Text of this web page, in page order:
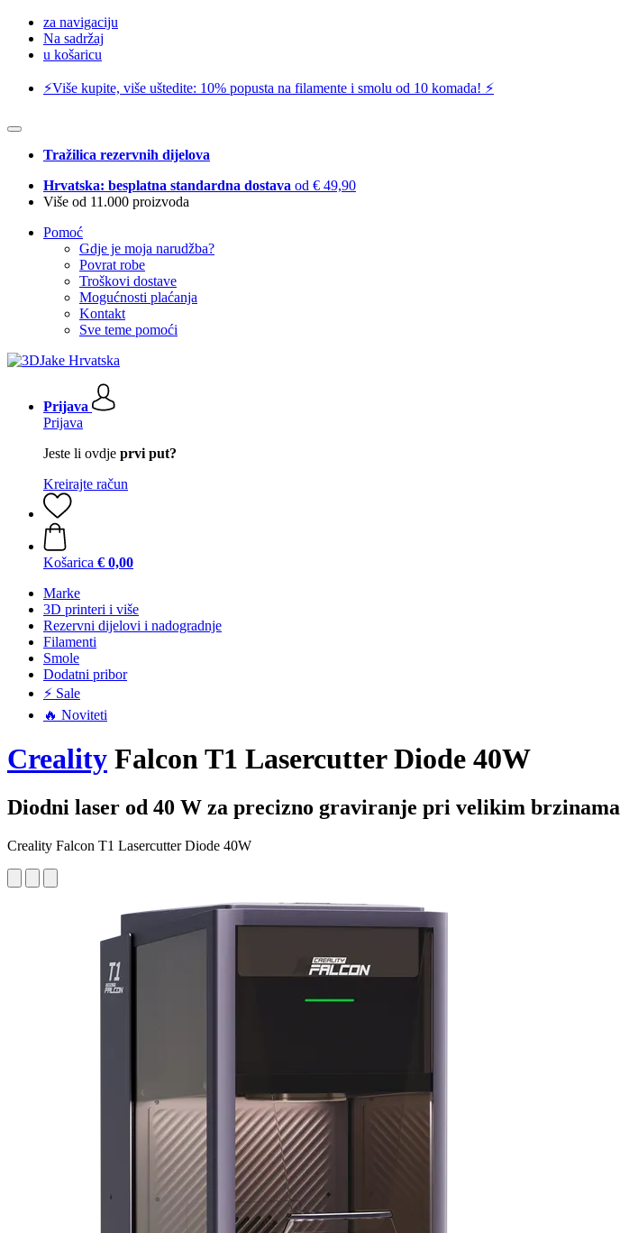
za navigaciju
Na sadržaj
u košaricu
⚡️Više kupite, više uštedite: 10% popusta na filamente i smolu od 10 komada! ⚡️
Tražilica rezervnih dijelova
Hrvatska: besplatna standardna dostava od € 49,90
Više od 11.000 proizvoda
Pomoć
Gdje je moja narudžba?
Povrat robe
Troškovi dostave
Mogućnosti plaćanja
Kontakt
Sve teme pomoći
Prijava
Prijava
Jeste li ovdje prvi put?
Kreirajte račun
Košarica € 0,00
Marke
3D printeri i više
Rezervni dijelovi i nadogradnje
Filamenti
Smole
Dodatni pribor
⚡ Sale
🔥 Noviteti
Creality Falcon T1 Lasercutter Diode 40W
Diodni laser od 40 W za precizno graviranje pri velikim brzinama
Creality Falcon T1 Lasercutter Diode 40W